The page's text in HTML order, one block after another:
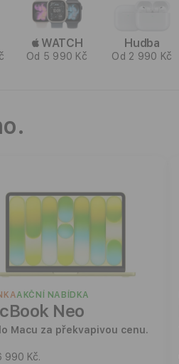
WATCH
Od 5 990 Kč
Hudba
Od 2 990 Kč
AKČNÍ NABÍDKA
Neo
Macu za překvapivou cenu.
990 Kč.